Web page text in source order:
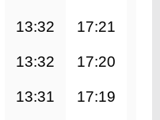
13:32 17:21
13:32 17:20
13:31 17:19